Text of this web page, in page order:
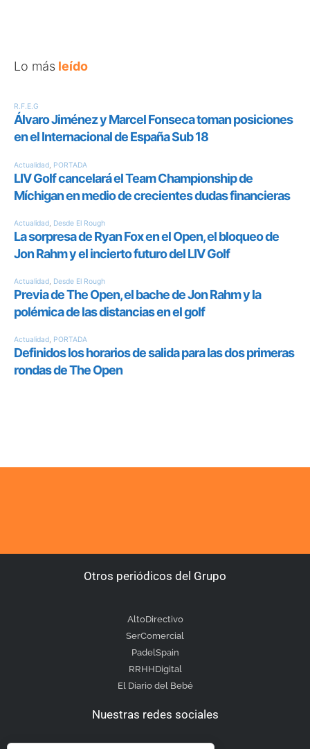
Lo más leído
Otros periódicos del Grupo
AltoDirectivo
SerComercial
PadelSpain
RRHHDigital
El Diario del Bebé
Nuestras redes sociales